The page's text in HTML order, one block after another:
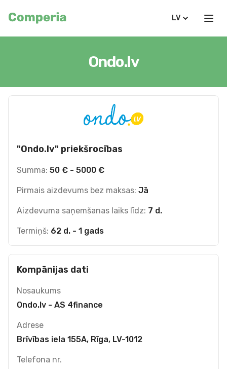
LV
Ondo.lv
"Ondo.lv" priekšrocības
Summa: 50 € - 5000 €
Pirmais aizdevums bez maksas: Jā
Aizdevuma saņemšanas laiks līdz: 7 d.
Termiņš: 62 d. - 1 gads
Kompānijas dati
Nosaukums
Ondo.lv - AS 4finance
Adrese
Brīvības iela 155A, Rīga, LV-1012
Telefona nr.